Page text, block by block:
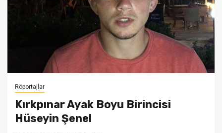
Röportajlar
Kırkpınar Ayak Boyu Birincisi
Hüseyin Şenel